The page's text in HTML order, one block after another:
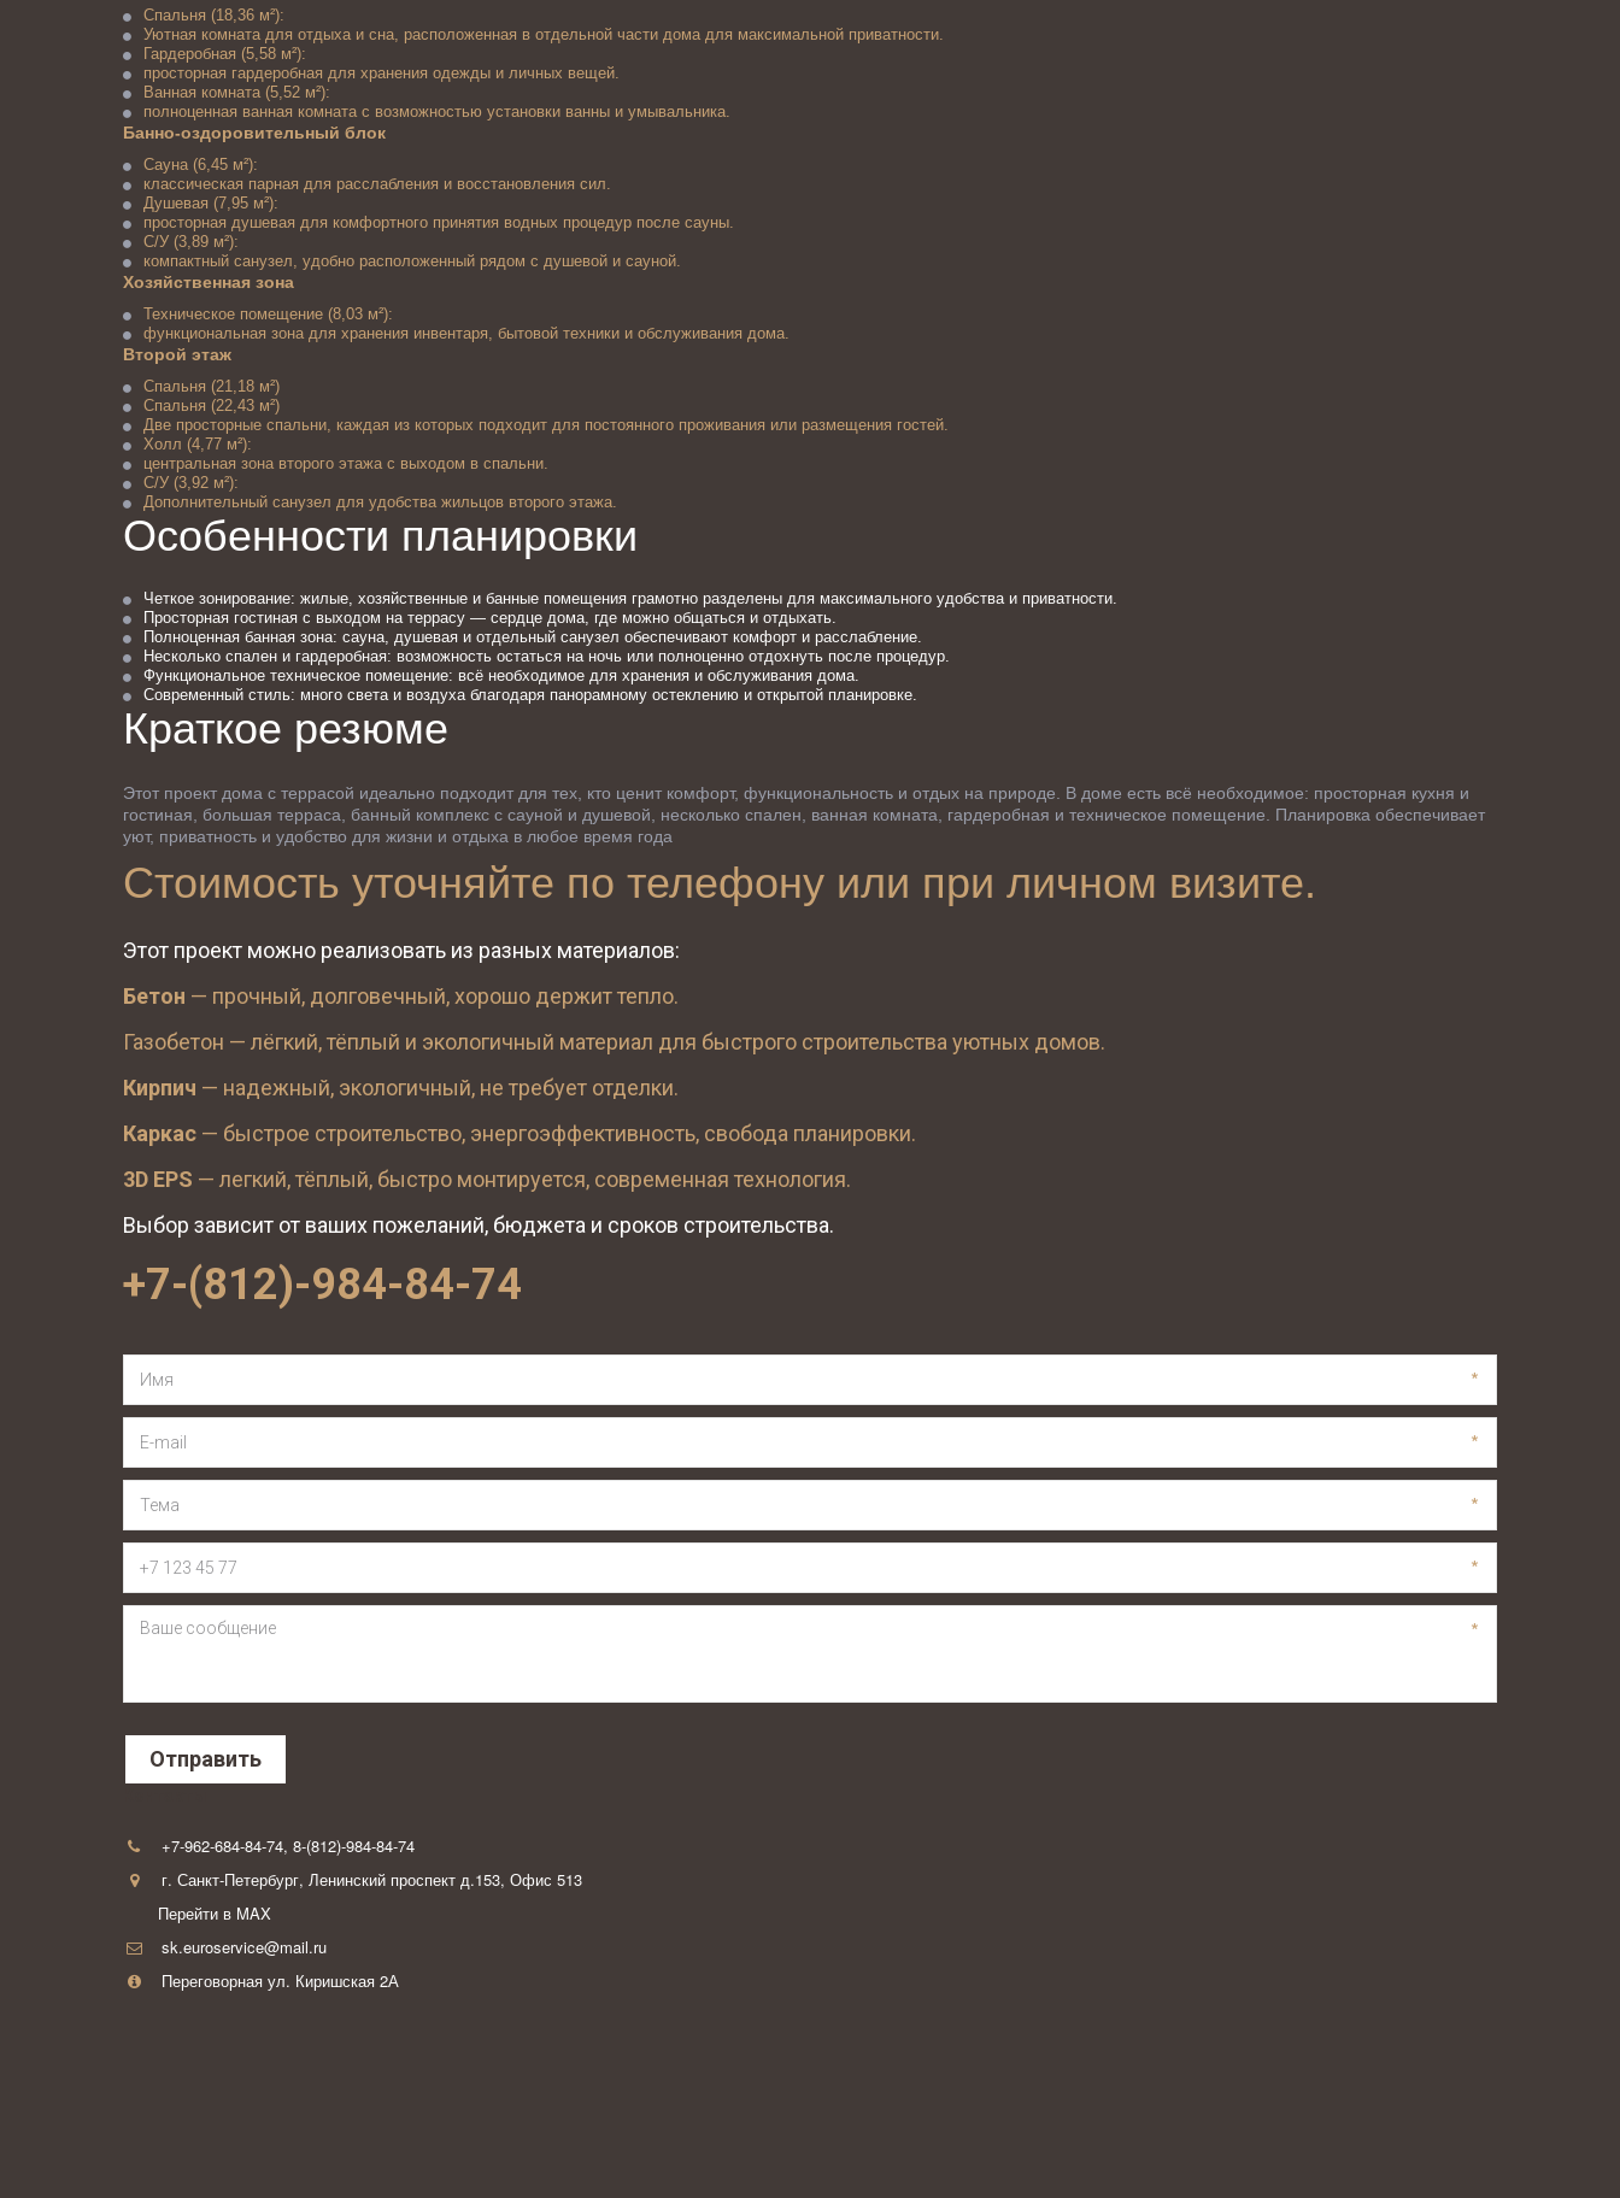
Спальня (18,36 м²):
Уютная комната для отдыха и сна, расположенная в отдельной части дома для максимальной приватности.
Гардеробная (5,58 м²):
просторная гардеробная для хранения одежды и личных вещей.
Ванная комната (5,52 м²):
полноценная ванная комната с возможностью установки ванны и умывальника.
Банно-оздоровительный блок
Сауна (6,45 м²):
классическая парная для расслабления и восстановления сил.
Душевая (7,95 м²):
просторная душевая для комфортного принятия водных процедур после сауны.
С/У (3,89 м²):
компактный санузел, удобно расположенный рядом с душевой и сауной.
Хозяйственная зона
Техническое помещение (8,03 м²):
функциональная зона для хранения инвентаря, бытовой техники и обслуживания дома.
Второй этаж
Спальня (21,18 м²)
Спальня (22,43 м²)
Две просторные спальни, каждая из которых подходит для постоянного проживания или размещения гостей.
Холл (4,77 м²):
центральная зона второго этажа с выходом в спальни.
С/У (3,92 м²):
Дополнительный санузел для удобства жильцов второго этажа.
Особенности планировки
Четкое зонирование: жилые, хозяйственные и банные помещения грамотно разделены для максимального удобства и приватности.
Просторная гостиная с выходом на террасу — сердце дома, где можно общаться и отдыхать.
Полноценная банная зона: сауна, душевая и отдельный санузел обеспечивают комфорт и расслабление.
Несколько спален и гардеробная: возможность остаться на ночь или полноценно отдохнуть после процедур.
Функциональное техническое помещение: всё необходимое для хранения и обслуживания дома.
Современный стиль: много света и воздуха благодаря панорамному остеклению и открытой планировке.
Краткое резюме
Этот проект дома с террасой идеально подходит для тех, кто ценит комфорт, функциональность и отдых на природе. В доме есть всё необходимое: просторная кухня и
гостиная, большая терраса, банный комплекс с сауной и душевой, несколько спален, ванная комната, гардеробная и техническое помещение. Планировка обеспечивает
уют, приватность и удобство для жизни и отдыха в любое время года
Стоимость уточняйте по телефону или при личном визите.
Этот проект можно реализовать из разных материалов:
Бетон — прочный, долговечный, хорошо держит тепло.
Газобетон — лёгкий, тёплый и экологичный материал для быстрого строительства уютных домов.
Кирпич — надежный, экологичный, не требует отделки.
Каркас — быстрое строительство, энергоэффективность, свобода планировки.
3D EPS — легкий, тёплый, быстро монтируется, современная технология.
Выбор зависит от ваших пожеланий, бюджета и сроков строительства.
+7-(812)-984-84-74
*
*
*
*
*
Отправить
+7-962-684-84-74, 8-(812)-984-84-74
г. Санкт-Петербург, Ленинский проспект д.153, Офис 513
Перейти в MAX
sk.euroservice@mail.ru
Переговорная ул. Киришская 2А